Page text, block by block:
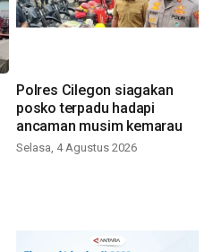
Polres Cilegon siagakan
posko terpadu hadapi
ancaman musim kemarau
Selasa, 4 Agustus 2026